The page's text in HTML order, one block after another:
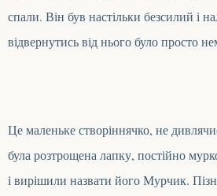
спали. Він був настільки безсилий і
відвернутись від нього було просто
Це маленьке створіннячко, не
була розтрощена лапку, постійно
і вирішили назвати його Мурчик.